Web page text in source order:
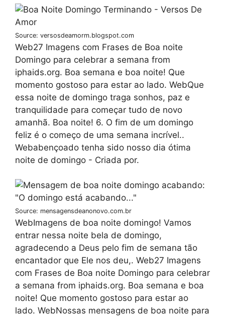
Source: versosdeamorm.blogspot.com
Web27 Imagens com Frases de Boa noite
Domingo para celebrar a semana from
iphaids.org. Boa semana e boa noite! Que
momento gostoso para estar ao lado. WebQue
essa noite de domingo traga sonhos, paz e
tranquilidade para começar tudo de novo
amanhã. Boa noite! 6. O fim de um domingo
feliz é o começo de uma semana incrível..
Webabençoado tenha sido nosso dia ótima
noite de domingo - Criada por.
Source: mensagensdeanonovo.com.br
WebImagens de boa noite domingo! Vamos
entrar nessa noite bela de domingo,
agradecendo a Deus pelo fim de semana tão
encantador que Ele nos deu,. Web27 Imagens
com Frases de Boa noite Domingo para celebrar
a semana from iphaids.org. Boa semana e boa
noite! Que momento gostoso para estar ao
lado. WebNossas mensagens de boa noite para